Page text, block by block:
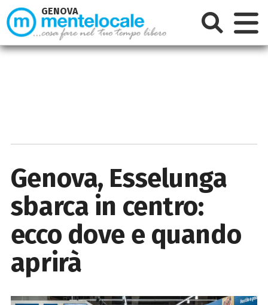
Genova, Esselunga
sbarca in centro:
ecco dove e quando
aprirà
GENOVA